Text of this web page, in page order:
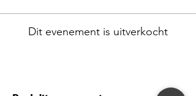
Dit evenement is uitverkocht